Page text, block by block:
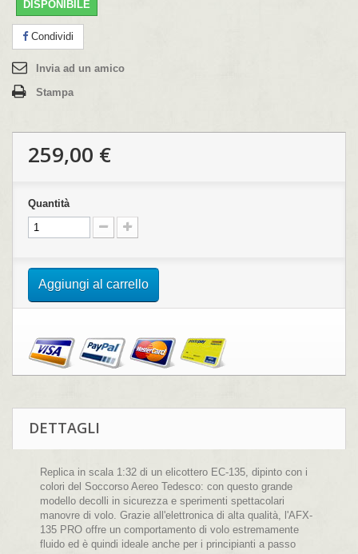
DISPONIBILE
Condividi
Invia ad un amico
Stampa
259,00 €
Quantità
Aggiungi al carrello
DETTAGLI
Replica in scala 1:32 di un elicottero EC-135, dipinto con i
colori del Soccorso Aereo Tedesco: con questo grande
modello decolli in sicurezza e sperimenti spettacolari
manovre di volo. Grazie all'elettronica di alta qualità, l'AFX-
135 PRO offre un comportamento di volo estremamente
fluido ed è quindi ideale anche per i principianti a passo